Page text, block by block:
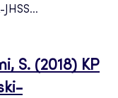
S. (2018) KP